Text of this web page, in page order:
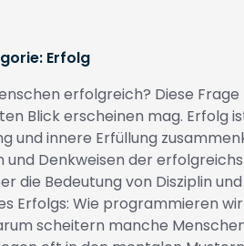
Erfolg
erfolgreich? Diese
Blick erscheinen mag. Erfolg
und innere Erfüllung
und Denkweisen der
die Bedeutung von Disziplin
Erfolgs: Wie programmieren
scheitern manche